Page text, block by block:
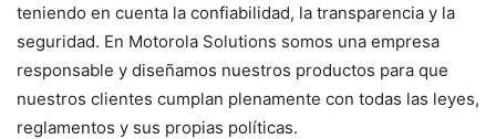
teniendo en cuenta la confiabilidad, la transparencia y la
seguridad. En Motorola Solutions somos una empresa
responsable y diseñamos nuestros productos para que
nuestros clientes cumplan plenamente con todas las leyes,
reglamentos y sus propias políticas.